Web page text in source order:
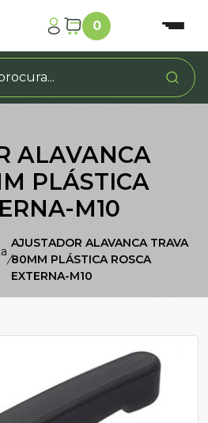
0
ALAVANCA
PLÁSTICA
M10
/
AJUSTADOR ALAVANCA TRAVA
80MM PLÁSTICA ROSCA
EXTERNA-M10